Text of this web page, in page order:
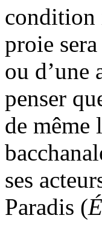
condition
proie
ou d’une
penser
de même
ses
Paradis (